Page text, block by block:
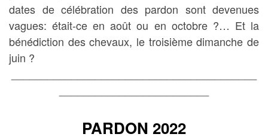
dates de célébration des pardon sont devenues
vagues: était-ce en août ou en octobre ?… Et la
bénédiction des chevaux, le troisième dimanche de
juin ?
PARDON 2022